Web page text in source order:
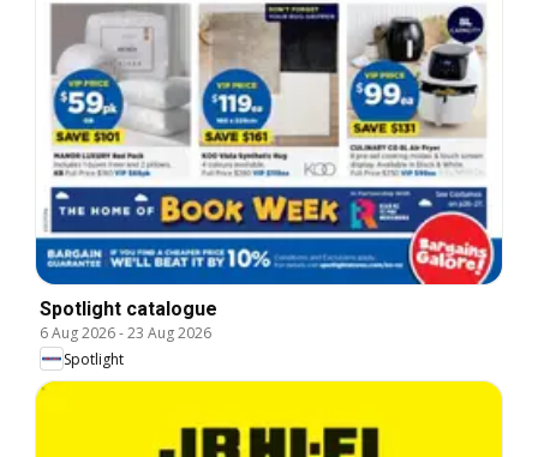
Spotlight catalogue
6 Aug 2026-23 Aug 2026
Spotlight